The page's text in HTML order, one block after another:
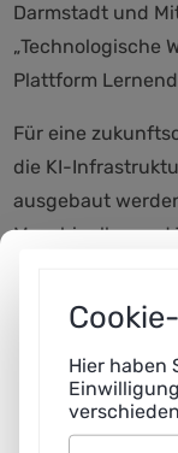
Darmstadt und
„Technologische
Plattform
Für eine
die KI-
ausgebaut
Maschinelles und
Zugleich gelte:
Infrastrukturen
unterscheiden.
ausgereifte
neue
Hier haben